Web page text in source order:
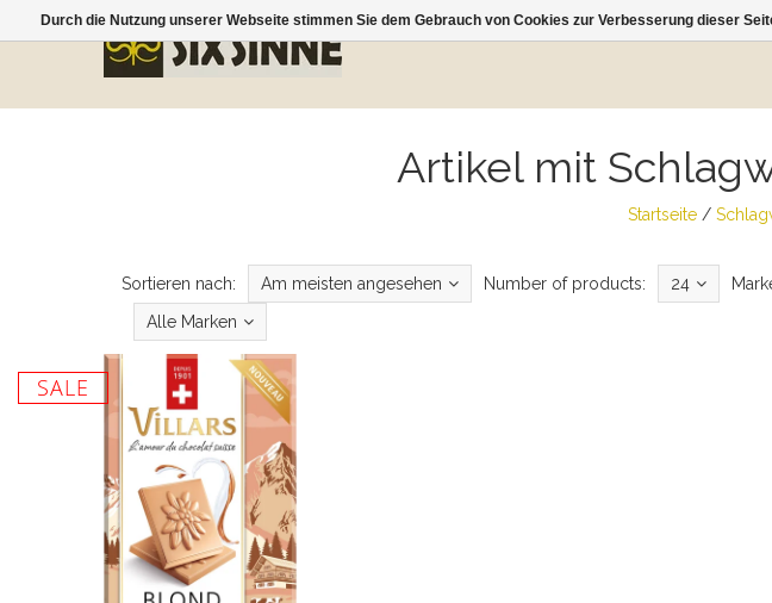
Artikel mit
Startseite/
Sortieren nach: Am meisten angesehen Number of products: 24
Alle Marken
SALE
Durch die Nutzung unserer Webseite stimmen Sie dem Gebrauch von Cookies zur Verbesserung dieser